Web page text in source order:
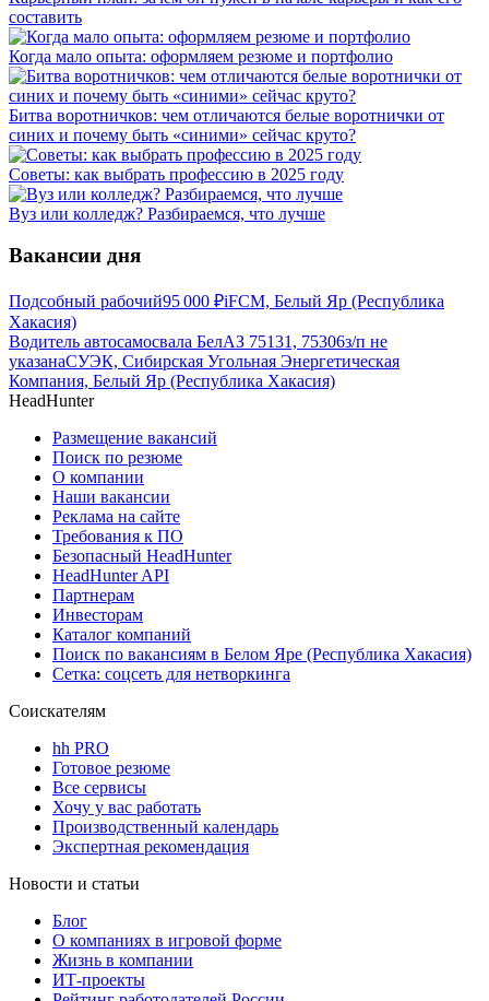
составить
Когда мало опыта: оформляем резюме и портфолио
Битва воротничков: чем отличаются белые воротнички от
синих и почему быть «синими» сейчас круто?
Советы: как выбрать профессию в 2025 году
Вуз или колледж? Разбираемся, что лучше
Вакансии дня
Подсобный рабочий95 000 ₽iFCM, Белый Яр (Республика
Хакасия)
Водитель автосамосвала БелАЗ 75131, 75306з/п не
указанаСУЭК, Сибирская Угольная Энергетическая
Компания, Белый Яр (Республика Хакасия)
HeadHunter
Размещение вакансий
Поиск по резюме
О компании
Наши вакансии
Реклама на сайте
Требования к ПО
Безопасный HeadHunter
HeadHunter API
Партнерам
Инвесторам
Каталог компаний
Поиск по вакансиям в Белом Яре (Республика Хакасия)
Сетка: соцсеть для нетворкинга
Соискателям
hh PRO
Готовое резюме
Все сервисы
Хочу у вас работать
Производственный календарь
Экспертная рекомендация
Новости и статьи
Блог
О компаниях в игровой форме
Жизнь в компании
ИТ-проекты